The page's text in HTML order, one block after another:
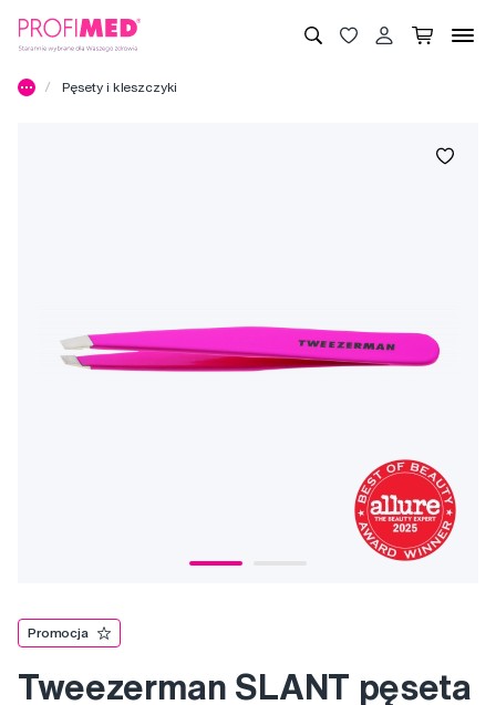
Pęsety i kleszczyki
Promocja
Tweezerman SLANT pęseta